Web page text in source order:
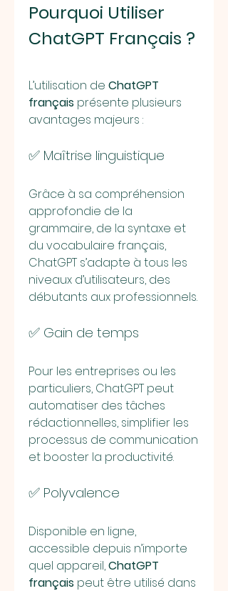
Pourquoi Utiliser
ChatGPT Français ?
L’utilisation de ChatGPT
français présente plusieurs
avantages majeurs :
✅ Maîtrise linguistique
Grâce à sa compréhension
approfondie de la
grammaire, de la syntaxe et
du vocabulaire français,
ChatGPT s’adapte à tous les
niveaux d’utilisateurs, des
débutants aux professionnels.
✅ Gain de temps
Pour les entreprises ou les
particuliers, ChatGPT peut
automatiser des tâches
rédactionnelles, simplifier les
processus de communication
et booster la productivité.
✅ Polyvalence
Disponible en ligne,
accessible depuis n’importe
quel appareil, ChatGPT
français peut être utilisé dans